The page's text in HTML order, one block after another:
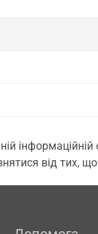
інформаційній
від тих, що